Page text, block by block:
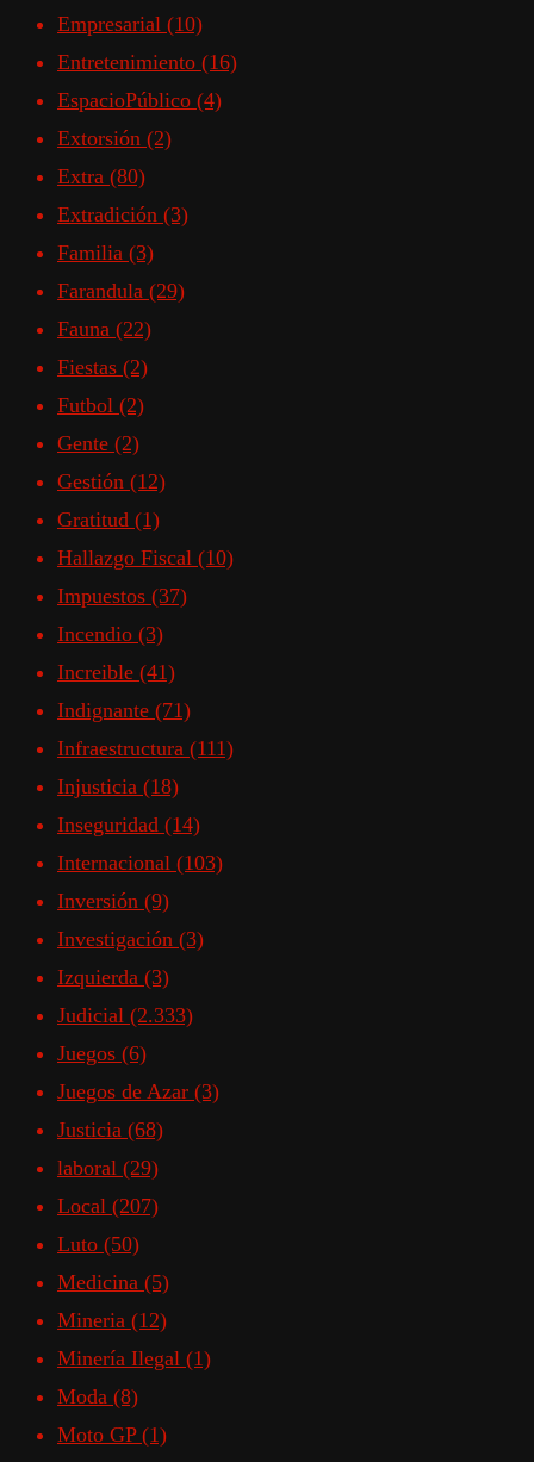
Empresarial (10)
Entretenimiento (16)
EspacioPúblico (4)
Extorsión (2)
Extra (80)
Extradición (3)
Familia (3)
Farandula (29)
Fauna (22)
Fiestas (2)
Futbol (2)
Gente (2)
Gestión (12)
Gratitud (1)
Hallazgo Fiscal (10)
Impuestos (37)
Incendio (3)
Increible (41)
Indignante (71)
Infraestructura (111)
Injusticia (18)
Inseguridad (14)
Internacional (103)
Inversión (9)
Investigación (3)
Izquierda (3)
Judicial (2.333)
Juegos (6)
Juegos de Azar (3)
Justicia (68)
laboral (29)
Local (207)
Luto (50)
Medicina (5)
Mineria (12)
Minería Ilegal (1)
Moda (8)
Moto GP (1)